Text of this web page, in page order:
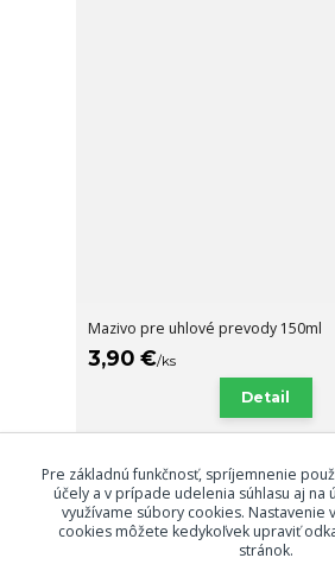
Mazivo pre uhlové prevody 150ml
3,90 €/ks
Detail
Načítať ďalšie
strana z 2
Pre základnú funkčnosť, spríjemnenie
účely a v prípade udelenia súhlasu aj na
využívame súbory cookies. Nastavenie
cookies môžete kedykoľvek upraviť
stránok.